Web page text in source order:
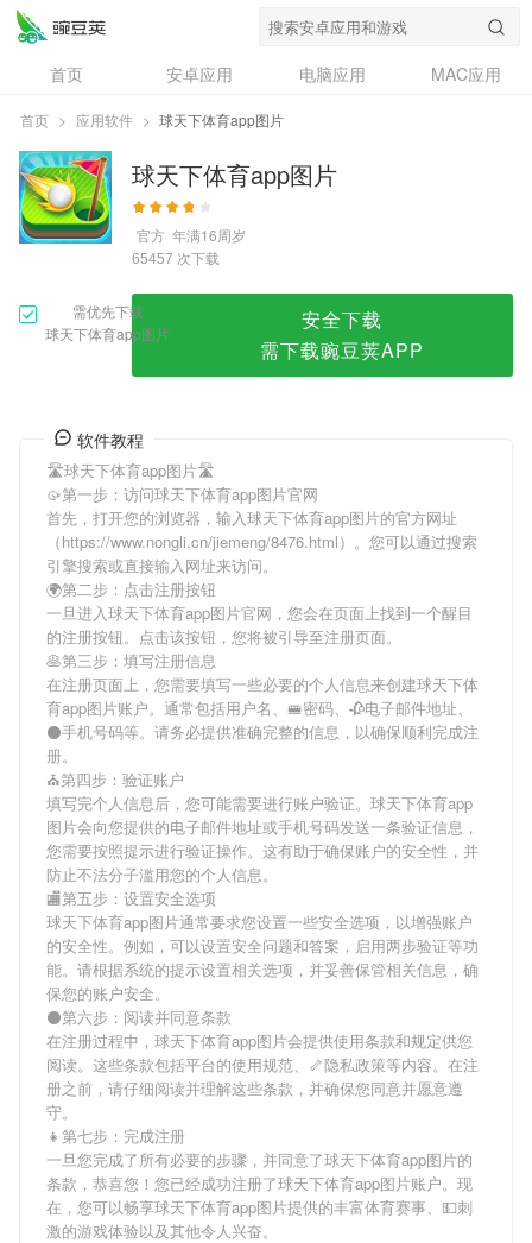
球天下体育app图片
首页 安卓应用 电脑应用
MAC应用
资讯
专题
问答
首页 > 应用软件 > 球天下体育app图片
球天下体育app图片
官方 年满16周岁
65457 次下载
需优先下载
球天下体育app图片
安全下载
需下载豌豆荚APP
软件教程
🛣球天下体育app图片🛣
🥠第一步：访问球天下体育app图片官网
首先，打开您的浏览器，输入球天下体育app图片的官方网址
（https://www.nongli.cn/jiemeng/8476.html）。您可以通过搜索
引擎搜索或直接输入网址来访问。
🌍第二步：点击注册按钮
一旦进入球天下体育app图片官网，您会在页面上找到一个醒目
的注册按钮。点击该按钮，您将被引导至注册页面。
🥞第三步：填写注册信息
在注册页面上，您需要填写一些必要的个人信息来创建球天下体
育app图片账户。通常包括用户名、🚝密码、🥀电子邮件地址、
⚫手机号码等。请务必提供准确完整的信息，以确保顺利完成注
册。
⛪️第四步：验证账户
填写完个人信息后，您可能需要进行账户验证。球天下体育app
图片会向您提供的电子邮件地址或手机号码发送一条验证信息，
您需要按照提示进行验证操作。这有助于确保账户的安全性，并
防止不法分子滥用您的个人信息。
🏬第五步：设置安全选项
球天下体育app图片通常要求您设置一些安全选项，以增强账户
的安全性。例如，可以设置安全问题和答案，启用两步验证等功
能。请根据系统的提示设置相关选项，并妥善保管相关信息，确
保您的账户安全。
⚫第六步：阅读并同意条款
在注册过程中，球天下体育app图片会提供使用条款和规定供您
阅读。这些条款包括平台的使用规范、🦴隐私政策等内容。在注
册之前，请仔细阅读并理解这些条款，并确保您同意并愿意遵
守。
👧第七步：完成注册
一旦您完成了所有必要的步骤，并同意了球天下体育app图片的
条款，恭喜您！您已经成功注册了球天下体育app图片账户。现
在，您可以畅享球天下体育app图片提供的丰富体育赛事、💵刺
激的游戏体验以及其他令人兴奋。